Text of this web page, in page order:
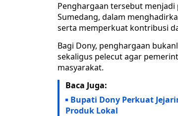
Penghargaan tersebut
Sumedang, dalam
serta memperkuat kontribusi
Bagi Dony, penghargaan
sekaligus pelecut agar
masyarakat.
Baca Juga:
Bupati Dony Perkuat
Produk Lokal